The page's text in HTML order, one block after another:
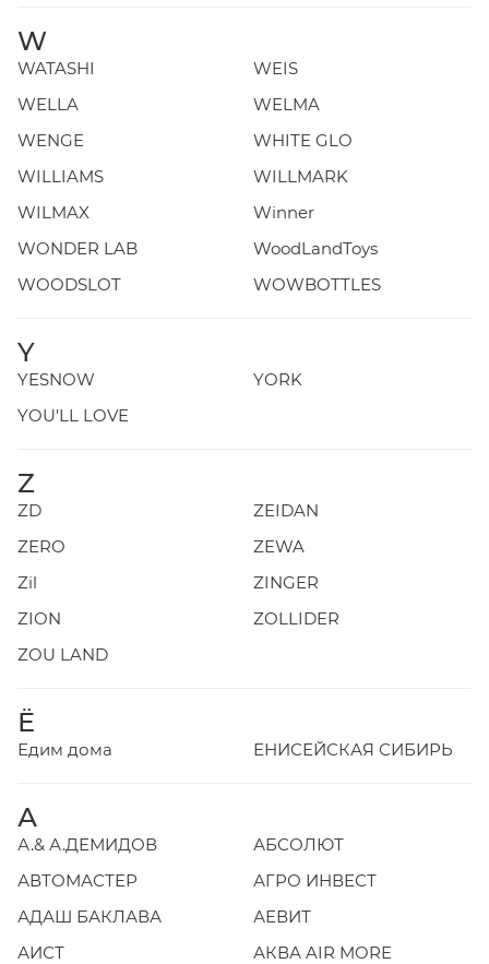
W
WATASHI
WEIS
WELLA
WELMA
WENGE
WHITE GLO
WILLIAMS
WILLMARK
WILMAX
Winner
WONDER LAB
WoodLandToys
WOODSLOT
WOWBOTTLES
Y
YESNOW
YORK
YOU'LL LOVE
Z
ZD
ZEIDAN
ZERO
ZEWA
Zil
ZINGER
ZION
ZOLLIDER
ZOU LAND
Ё
Едим дома ЕНИСЕЙСКАЯ СИБИРЬ
А
А.& А.ДЕМИДОВ
АБСОЛЮТ
АВТОМАСТЕР
АГРО ИНВЕСТ
АДАШ БАКЛАВА
АЕВИТ
АИСТ
АКВА AIR MORE